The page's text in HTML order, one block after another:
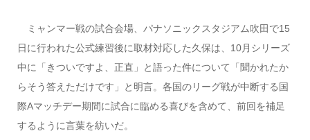
ミャンマー戦の試合会場、パナソニックスタジアム吹田で15
日に行われた公式練習後に取材対応した久保は、10月シリーズ
中に「きついですよ、正直」と語った件について「聞かれたか
らそう答えただけです」と明言。各国のリーグ戦が中断する国
際Aマッチデー期間に試合に臨める喜びを含めて、前回を補足
するように言葉を紡いだ。